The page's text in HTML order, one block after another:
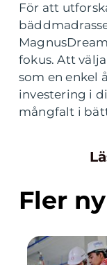
För att
fokus. Att
som en enkel
investering i
mångfalt i
Fler